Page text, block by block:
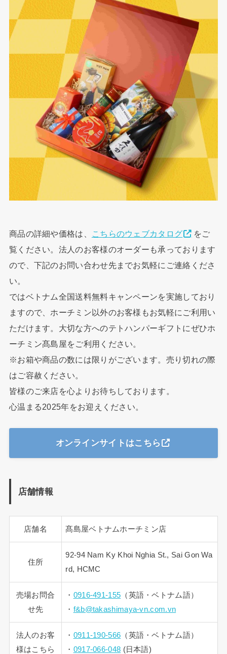
商品の詳細や価格は、 こちらのウェブカタログ
をご
覧ください。法人のお客様のオーダーも承っております
ので、下記のお問い合わせ先までお気軽にご連絡くださ
い。
ではベトナム全国送料無料キャンペーンを実施しており
ますので、ホーチミン以外のお客様もお気軽にご利用い
ただけます。大切な方へのテトハンパーギフトにぜひホ
ーチミン髙島屋をご利用ください。
※お箱や商品の数には限りがございます。売り切れの際
はご容赦ください。
皆様のご来店を心よりお待ちしております。
心温まる2025年をお迎えください。
オンラインサイトはこちら
店舗情報
店舗名 髙島屋ベトナムホーチミン店
住所
92-94 Nam Ky Khoi Nghia St., Sai Gon Wa
rd, HCMC
売場お問合
せ先
・ 0916-491-155 （英語・ベトナム語）
・ f&b@takashimaya-vn.com.vn
法人のお客
様はこちら
・ 0911-190-566 （英語・ベトナム語）
・ 0917-066-048 (日本語)